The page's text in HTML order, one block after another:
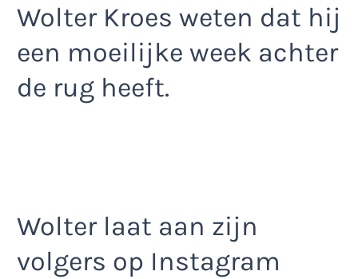
Wolter Kroes weten dat hij
een moeilijke week achter
de rug heeft.
Wolter laat aan zijn
volgers op Instagram